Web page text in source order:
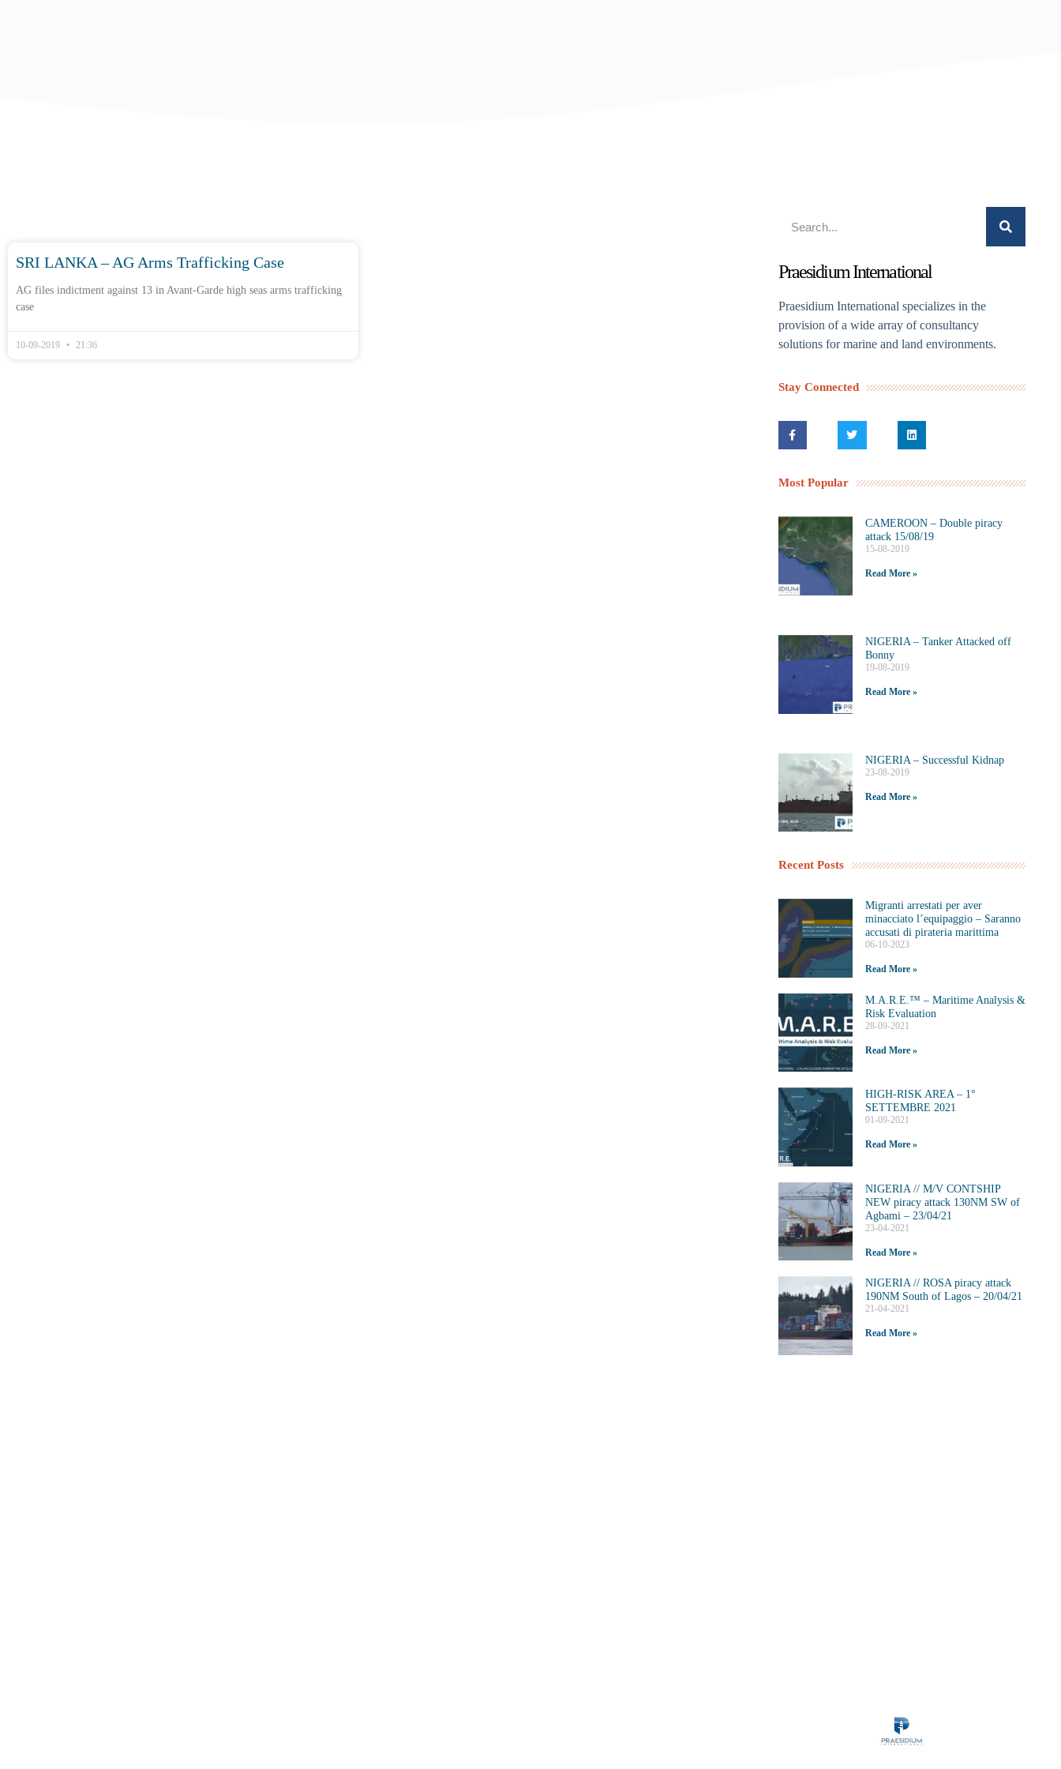
SRI LANKA – AG Arms Trafficking Case
AG files indictment against 13 in Avant-Garde high seas arms trafficking
case
10-09-2019 21:36
Praesidium International
Praesidium International specializes in the
provision of a wide array of consultancy
solutions for marine and land environments.
Stay Connected
Most Popular
CAMEROON – Double piracy
attack 15/08/19
15-08-2019
Read More »
NIGERIA – Tanker Attacked off
Bonny
19-08-2019
Read More »
NIGERIA – Successful Kidnap
23-08-2019
Read More »
Recent Posts
Migranti arrestati per aver
minacciato l’equipaggio – Saranno
accusati di pirateria marittima
06-10-2023
Read More »
M.A.R.E.™️ – Maritime Analysis &
Risk Evaluation
28-09-2021
Read More »
HIGH-RISK AREA – 1°
SETTEMBRE 2021
01-09-2021
Read More »
NIGERIA // M/V CONTSHIP
NEW piracy attack 130NM SW of
Agbami – 23/04/21
23-04-2021
Read More »
NIGERIA // ROSA piracy attack
190NM South of Lagos – 20/04/21
21-04-2021
Read More »